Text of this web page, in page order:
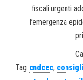
fiscali urgenti
l’emergenza
Tag cndcec,